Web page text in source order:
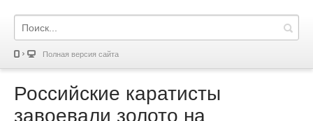
Полная версия сайта
Российские каратисты
завоевали золото на